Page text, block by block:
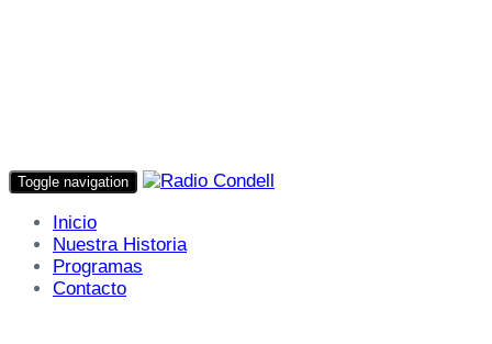
Toggle navigation
Inicio
Nuestra Historia
Programas
Contacto